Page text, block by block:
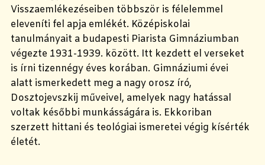
Visszaemlékezéseiben többször is félelemmel
eleveníti fel apja emlékét. Középiskolai
tanulmányait a budapesti Piarista Gimnáziumban
végezte 1931-1939. között. Itt kezdett el verseket
is írni tizennégy éves korában. Gimnáziumi évei
alatt ismerkedett meg a nagy orosz író,
Dosztojevszkij műveivel, amelyek nagy hatással
voltak későbbi munkásságára is. Ekkoriban
szerzett hittani és teológiai ismeretei végig kísérték
életét.